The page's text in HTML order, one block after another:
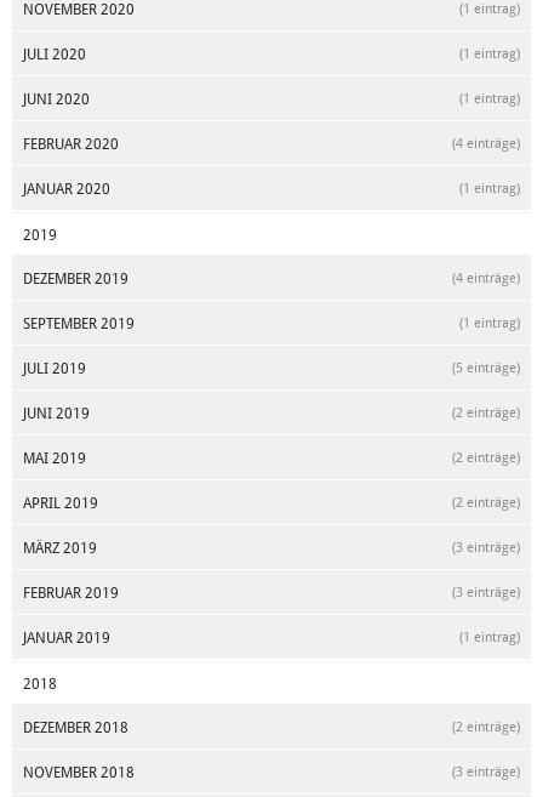
NOVEMBER 2020 (1 eintrag)
JULI 2020 (1 eintrag)
JUNI 2020 (1 eintrag)
FEBRUAR 2020 (4 einträge)
JANUAR 2020 (1 eintrag)
2019
DEZEMBER 2019 (4 einträge)
SEPTEMBER 2019 (1 eintrag)
JULI 2019 (5 einträge)
JUNI 2019 (2 einträge)
MAI 2019 (2 einträge)
APRIL 2019 (2 einträge)
MÄRZ 2019 (3 einträge)
FEBRUAR 2019 (3 einträge)
JANUAR 2019 (1 eintrag)
2018
DEZEMBER 2018 (2 einträge)
NOVEMBER 2018 (3 einträge)